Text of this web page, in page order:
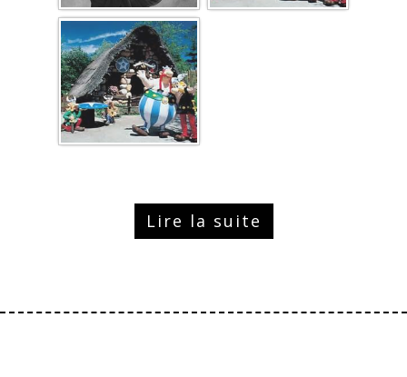
Lire la suite